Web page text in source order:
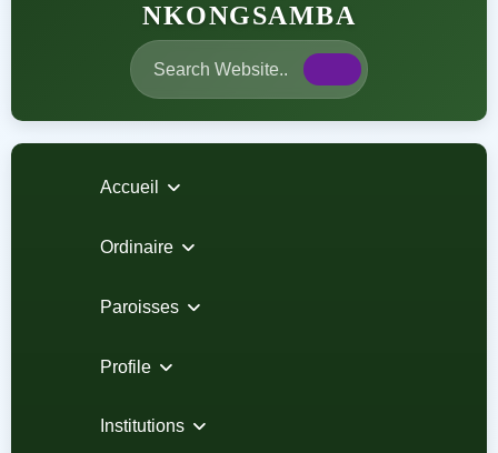
NKONGSAMBA
Accueil
Ordinaire
Paroisses
Profile
Institutions